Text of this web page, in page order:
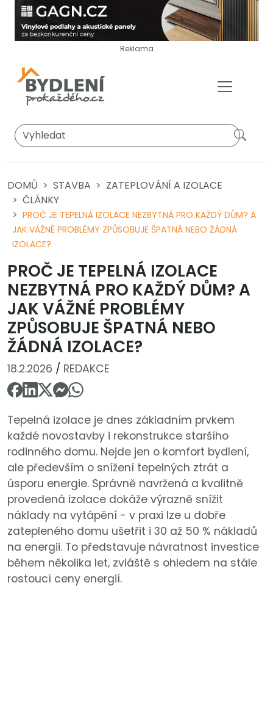
Reklama
DOMŮ STAVBA
ZATEPLOVÁNÍ A IZOLACE
ČLÁNKY
PROČ JE TEPELNÁ IZOLACE NEZBYTNÁ PRO KAŽDÝ DŮM? A
JAK VÁŽNÉ PROBLÉMY ZPŮSOBUJE ŠPATNÁ NEBO ŽÁDNÁ
IZOLACE?
PROČ JE TEPELNÁ IZOLACE
NEZBYTNÁ PRO KAŽDÝ DŮM? A
JAK VÁŽNÉ PROBLÉMY
ZPŮSOBUJE ŠPATNÁ NEBO
ŽÁDNÁ IZOLACE?
18.2.2026 / REDAKCE
Tepelná izolace je dnes základním prvkem
každé novostavby i rekonstrukce staršího
rodinného domu. Nejde jen o komfort bydlení,
ale především o snížení tepelných ztrát a
úsporu energie. Správně navržená a kvalitně
provedená izolace dokáže výrazně snížit
náklady na vytápění - v praxi lze u dobře
zatepleného domu ušetřit i 30 až 50 % nákladů
na energii. To představuje návratnost investice
během několika let, zvláště s ohledem na stále
rostoucí ceny energií.